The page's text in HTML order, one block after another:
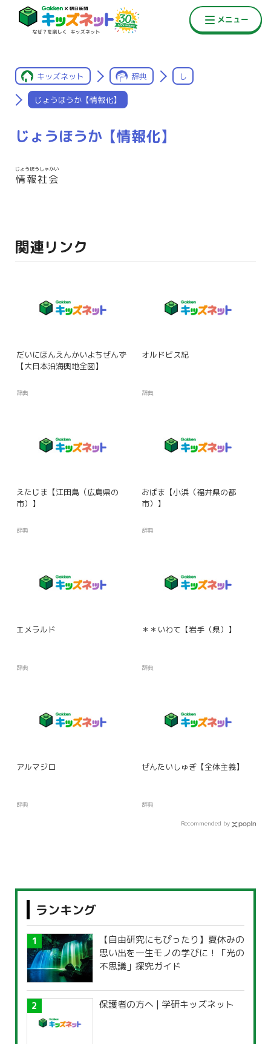
キッズネット 辞典 し
じょうほうか【情報化】
じょうほうか【情報化】
情報社会
じょうほうしゃかい
関連リンク
だいにほんえんかいよちぜんず
【大日本沿海輿地全図】
辞典
オルドビス紀
辞典
えたじま【江田島（広島県の
市）】
辞典
おばま【小浜（福井県の都
市）】
辞典
エメラルド
辞典
＊＊いわて【岩手（県）】
辞典
アルマジロ
辞典
ぜんたいしゅぎ【全体主義】
辞典
Recommended by
ランキング
【自由研究にもぴったり】夏休みの
思い出を一生モノの学びに！「光の
不思議」探究ガイド
保護者の方へ | 学研キッズネット